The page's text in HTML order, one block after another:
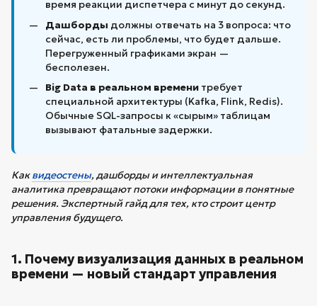
время реакции диспетчера с минут до секунд.
Дашборды должны отвечать на 3 вопроса: что
сейчас, есть ли проблемы, что будет дальше.
Перегруженный графиками экран —
бесполезен.
Big Data в реальном времени требует
специальной архитектуры (Kafka, Flink, Redis).
Обычные SQL-запросы к «сырым» таблицам
вызывают фатальные задержки.
Каквидеостены, дашборды и интеллектуальная
аналитика превращают потоки информации в понятные
решения. Экспертный гайд для тех, кто строит центр
управления будущего.
1. Почему визуализация данных в реальном
времени — новый стандарт управления